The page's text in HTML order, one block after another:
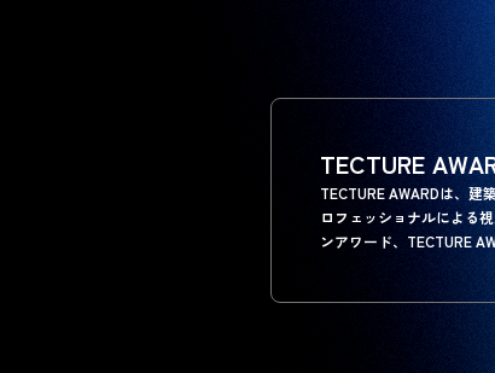
TECTURE
TECTURE AWARDは、
ロフェッショナルによる
ンアワード、TECTURE